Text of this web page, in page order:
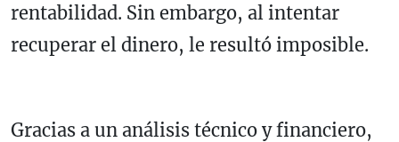
rentabilidad. Sin embargo, al intentar
recuperar el dinero, le resultó imposible.
Gracias a un análisis técnico y financiero,